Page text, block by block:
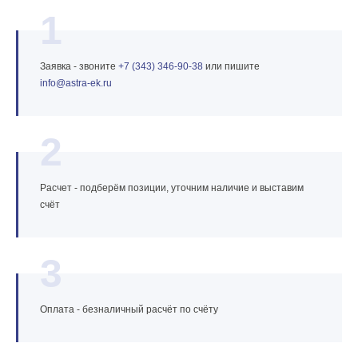
1
Заявка - звоните +7 (343) 346‑90‑38 или пишите
info@astra‑ek.ru
2
Расчет - подберём позиции, уточним наличие и выставим
счёт
3
Оплата - безналичный расчёт по счёту